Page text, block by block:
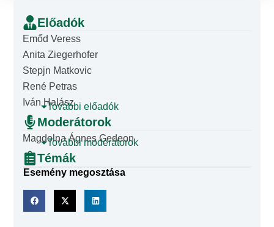
Előadók
Emőd Veress
Anita Ziegerhofer
Stepjn Matkovic
René Petras
Iván Halász
További előadók
Moderátorok
Magdolna Ágnes Gedeon
További moderátorok
Témák
Esemény megosztása